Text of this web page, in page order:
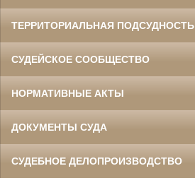
ТЕРРИТОРИАЛЬНАЯ ПОДСУДНОСТЬ
СУДЕЙСКОЕ СООБЩЕСТВО
НОРМАТИВНЫЕ АКТЫ
ДОКУМЕНТЫ СУДА
СУДЕБНОЕ ДЕЛОПРОИЗВОДСТВО